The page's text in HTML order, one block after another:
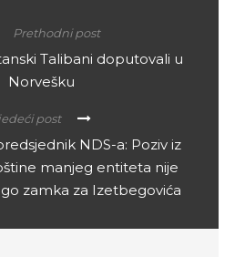
Prethodni post
Talibani doputovali u
Norvešku
post
NDS-a: Poziv iz
manjeg entiteta nije
zamka za Izetbegovića